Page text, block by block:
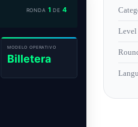
Level